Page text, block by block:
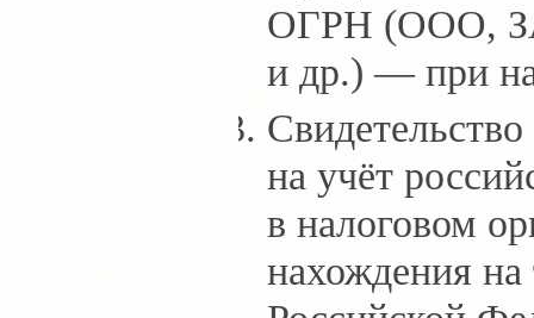
ОГРН (ООО,
и др.) — при
на учёт
в налоговом
нахождения на